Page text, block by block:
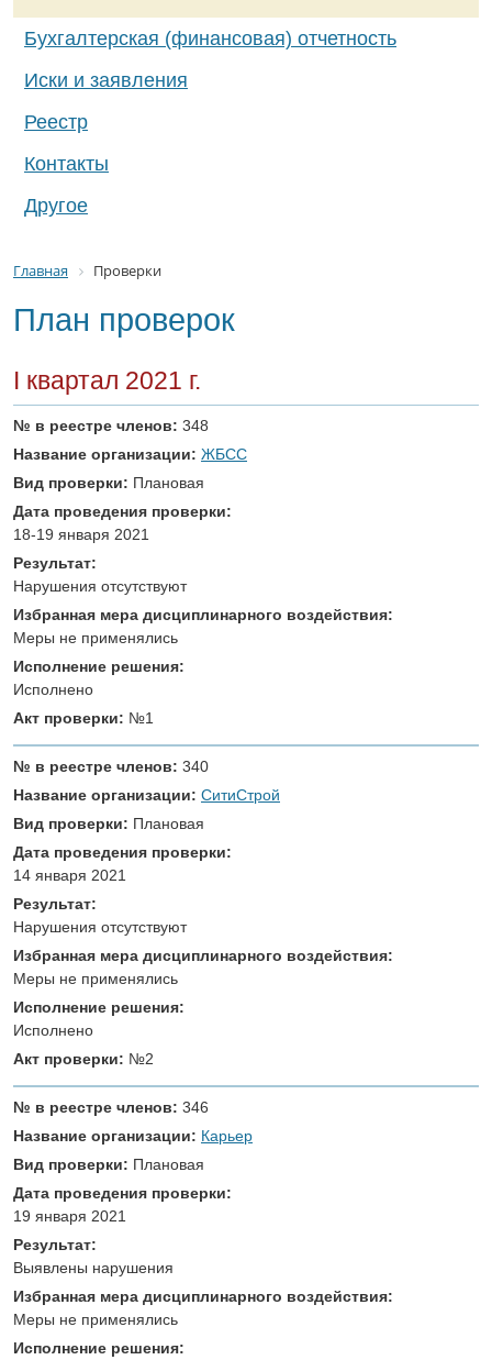
Бухгалтерская (финансовая) отчетность
Иски и заявления
Реестр
Контакты
Другое
Главная Проверки
План проверок
I квартал 2021 г.
№ в реестре членов: 348
Название организации: ЖБСС
Вид проверки: Плановая
Дата проведения проверки:
18-19 января 2021
Результат:
Нарушения отсутствуют
Избранная мера дисциплинарного воздействия:
Меры не применялись
Исполнение решения:
Исполнено
Акт проверки: №1
№ в реестре членов: 340
Название организации: СитиСтрой
Вид проверки: Плановая
Дата проведения проверки:
14 января 2021
Результат:
Нарушения отсутствуют
Избранная мера дисциплинарного воздействия:
Меры не применялись
Исполнение решения:
Исполнено
Акт проверки: №2
№ в реестре членов: 346
Название организации: Карьер
Вид проверки: Плановая
Дата проведения проверки:
19 января 2021
Результат:
Выявлены нарушения
Избранная мера дисциплинарного воздействия:
Меры не применялись
Исполнение решения: